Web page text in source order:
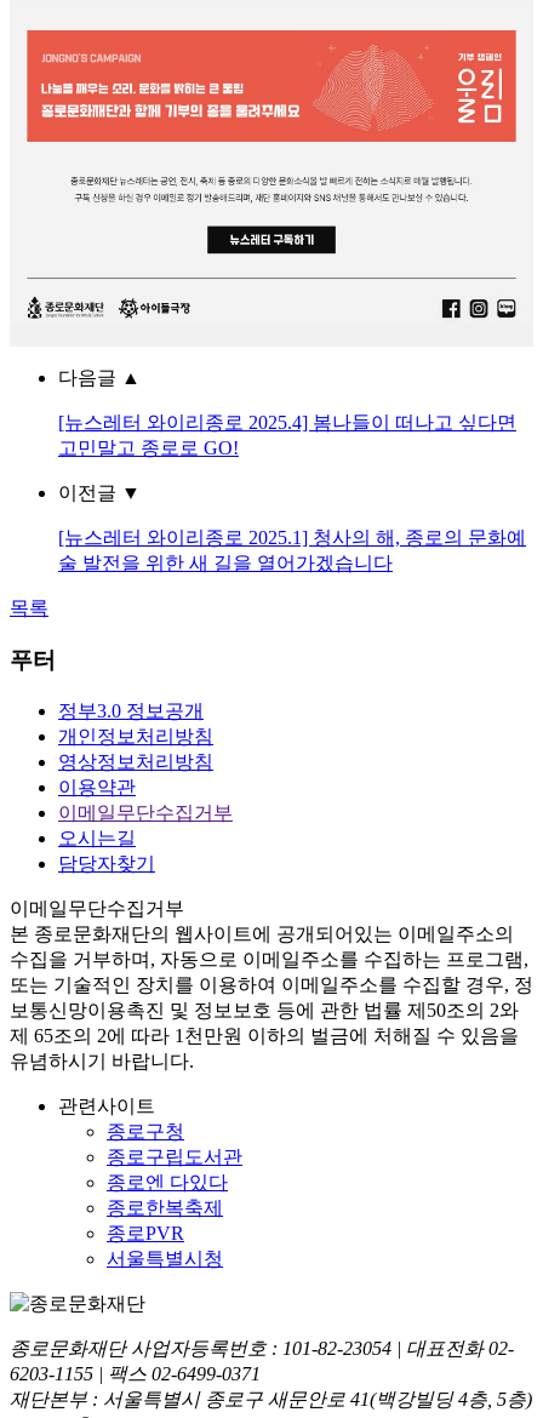
다음글 ▲
[뉴스레터 와이리종로 2025.4] 봄나들이 떠나고 싶다면
고민말고 종로로 GO!
이전글 ▼
[뉴스레터 와이리종로 2025.1] 청사의 해, 종로의 문화예
술 발전을 위한 새 길을 열어가겠습니다
목록
푸터
정부3.0 정보공개
개인정보처리방침
영상정보처리방침
이용약관
이메일무단수집거부
오시는길
담당자찾기
이메일무단수집거부
본 종로문화재단의 웹사이트에 공개되어있는 이메일주소의
수집을 거부하며, 자동으로 이메일주소를 수집하는 프로그램,
또는 기술적인 장치를 이용하여 이메일주소를 수집할 경우, 정
보통신망이용촉진 및 정보보호 등에 관한 법률 제50조의 2와
제 65조의 2에 따라 1천만원 이하의 벌금에 처해질 수 있음을
유념하시기 바랍니다.
관련사이트
종로구청
종로구립도서관
종로엔 다있다
종로한복축제
종로PVR
서울특별시청
종로문화재단 사업자등록번호 : 101-82-23054 | 대표전화02-
6203-1155 | 팩스 02-6499-0371
재단본부 : 서울특별시 종로구 새문안로 41(백강빌딩 4층, 5층)